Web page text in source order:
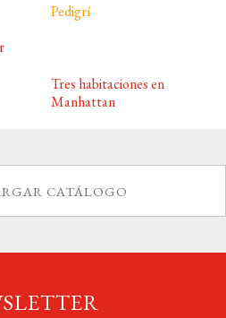
Pedigrí
Tres habitaciones en
Manhattan
CATÁLOGO